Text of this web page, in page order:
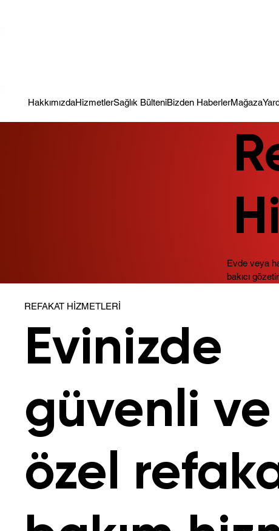
HakkımızdaHizmetlerSağlık BülteniBizden HaberlerMağaza
REFAKAT HIZMETLERI
Evinizde
güvenli
özel
Evde veya
bakıcı